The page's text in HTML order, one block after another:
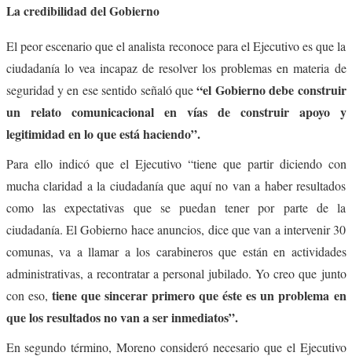
La credibilidad del Gobierno
El peor escenario que el analista reconoce para el Ejecutivo es que la
ciudadanía lo vea incapaz de resolver los problemas en materia de
seguridad y en ese sentido señaló que“el Gobierno debe construir
un relato comunicacional en vías de construir apoyo y
legitimidad en lo que está haciendo”.
Para ello indicó que el Ejecutivo “tiene que partir diciendo con
mucha claridad a la ciudadanía que aquí no van a haber resultados
como las expectativas que se puedan tener por parte de la
ciudadanía. El Gobierno hace anuncios, dice que van a intervenir 30
comunas, va a llamar a los carabineros que están en actividades
administrativas, a recontratar a personal jubilado. Yo creo que junto
con eso, tiene que sincerar primero que éste es un problema en
que los resultados no van a ser inmediatos”.
En segundo término, Moreno consideró necesario que el Ejecutivo